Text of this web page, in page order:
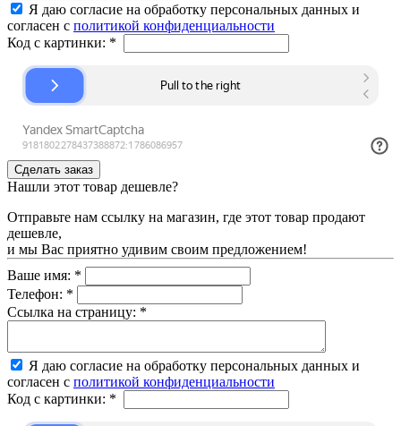
Я даю согласие на обработку персональных данных и
согласен с политикой конфиденциальности
Код с картинки: *
Нашли этот товар дешевле?
Отправьте нам ссылку на магазин, где этот товар продают
дешевле,
и мы Вас приятно удивим своим предложением!
Ваше имя: *
Телефон: *
Ссылка на страницу: *
Я даю согласие на обработку персональных данных и
согласен с политикой конфиденциальности
Код с картинки: *